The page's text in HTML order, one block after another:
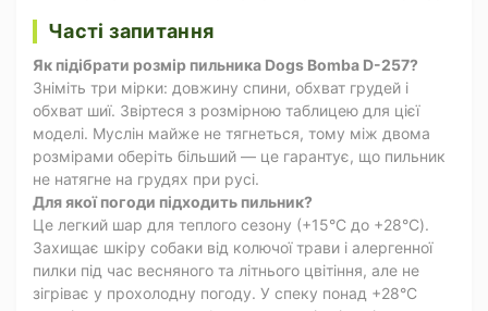
Часті запитання
Як підібрати розмір пильника Dogs Bomba D-257?
Зніміть три мірки: довжину спини, обхват грудей і
обхват шиї. Звіртеся з розмірною таблицею для цієї
моделі. Муслін майже не тягнеться, тому між двома
розмірами оберіть більший — це гарантує, що пильник
не натягне на грудях при русі.
Для якої погоди підходить пильник?
Це легкий шар для теплого сезону (+15°C до +28°C).
Захищає шкіру собаки від колючої трави і алергенної
пилки під час весняного та літнього цвітіння, але не
зігріває у прохолодну погоду. У спеку понад +28°C